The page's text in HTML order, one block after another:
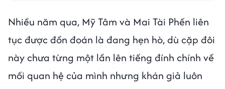
Nhiều năm qua, Mỹ Tâm và Mai Tài Phến liên
tục được đồn đoán là đang hẹn hò, dù cặp đôi
này chưa từng một lần lên tiếng đính chính về
mối quan hệ của mình nhưng khán giả luôn